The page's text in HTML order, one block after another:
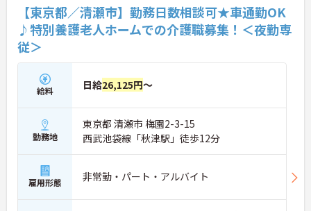
【東京都／清瀬市】勤務日数相談可★車通勤OK
♪特別養護老人ホームでの介護職募集！＜夜勤専
従＞
給料 日給26,125円～
勤務地
東京都 清瀬市 梅園2-3-15
西武池袋線「秋津駅」徒歩12分
雇用形態 非常勤・パート・アルバイト